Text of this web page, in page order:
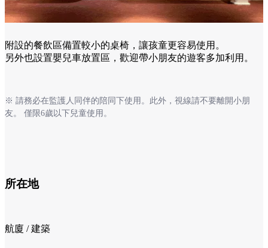
附設的餐飲區備置較小的桌椅，讓孩童更容易使用。
另外也設置嬰兒車放置區，歡迎帶小朋友的遊客多加利用。
※ 請務必在監護人同伴的陪同下使用。此外，視線請不要離開小朋
友。 僅限6歲以下兒童使用。
所在地
航廈 / 建築